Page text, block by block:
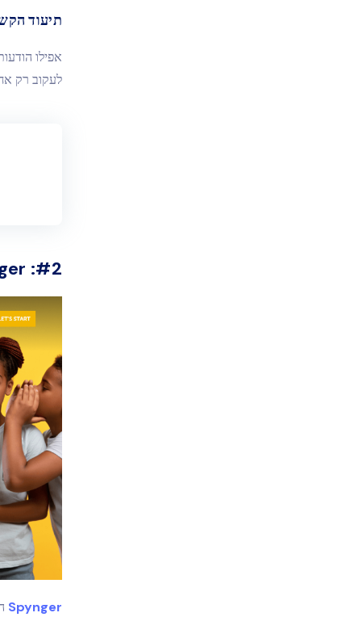
תיעוד
אפילו
לעקוב רק
#2:
Spynger